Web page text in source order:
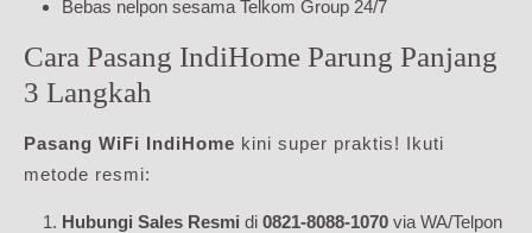
Bebas nelpon sesama Telkom Group 24/7
Cara Pasang IndiHome Parung Panjang
3 Langkah
Pasang WiFi IndiHome kini super praktis! Ikuti
metode resmi:
Hubungi Sales Resmi di 0821-8088-1070 via WA/Telpon